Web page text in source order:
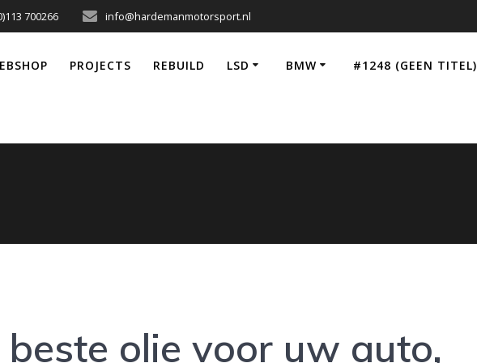
700266 info@hardemanmotorsport.nl
PROJECTS REBUILD LSD BMW #1248 (GEEN TITEL)
olie voor uw auto,